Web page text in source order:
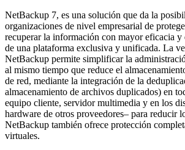
NetBackup 7, es una solución que da la
organizaciones de nivel empresarial de
recuperar la información con mayor eficacia
de una plataforma exclusiva y unificada. La
NetBackup permite simplificar la
al mismo tiempo que reduce el
de red, mediante la integración de la
almacenamiento de archivos duplicados) en
equipo cliente, servidor multimedia y en los
hardware de otros proveedores– para reducir
NetBackup también ofrece protección
virtuales.